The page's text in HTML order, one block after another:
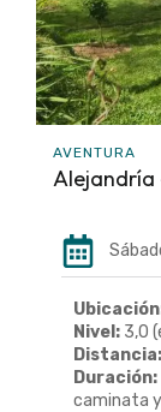
AVENTURA
Alejandría
Nivel: 3,0
Distancia:
Duración:
caminata